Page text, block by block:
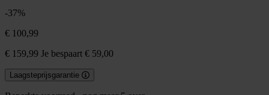
-37%
€ 100,99
€ 159,99 Je bespaart € 59,00
Laagsteprijsgarantie